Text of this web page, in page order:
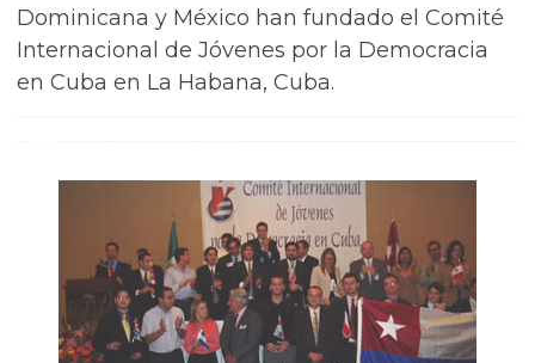
Dominicana y México han fundado el Comité
Internacional de Jóvenes por la Democracia
en Cuba en La Habana, Cuba.